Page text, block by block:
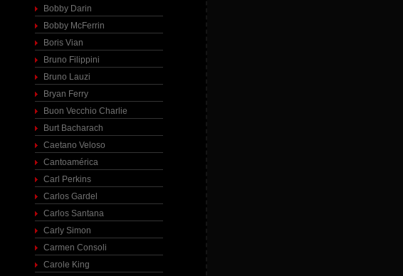
Bobby Darin
Bobby McFerrin
Boris Vian
Bruno Filippini
Bruno Lauzi
Bryan Ferry
Buon Vecchio Charlie
Burt Bacharach
Caetano Veloso
Cantoamérica
Carl Perkins
Carlos Gardel
Carlos Santana
Carly Simon
Carmen Consoli
Carole King